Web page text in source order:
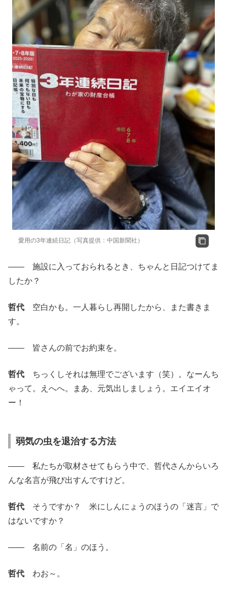
愛用の3年連続日記（写真提供：中国新聞社）
―― 施設に入っておられるとき、ちゃんと日記つけてま
したか？
哲代 空白かも。一人暮らし再開したから、また書きま
す。
―― 皆さんの前でお約束を。
哲代 ちっくしそれは無理でございます（笑）。なーんち
ゃって。えへへ。まあ、元気出しましょう。エイエイオ
ー！
弱気の虫を退治する方法
―― 私たちが取材させてもらう中で、哲代さんからいろ
んな名言が飛び出すんですけど。
哲代 そうですか？ 米にしんにょうのほうの「迷言」で
はないですか？
―― 名前の「名」のほう。
哲代 わお～。